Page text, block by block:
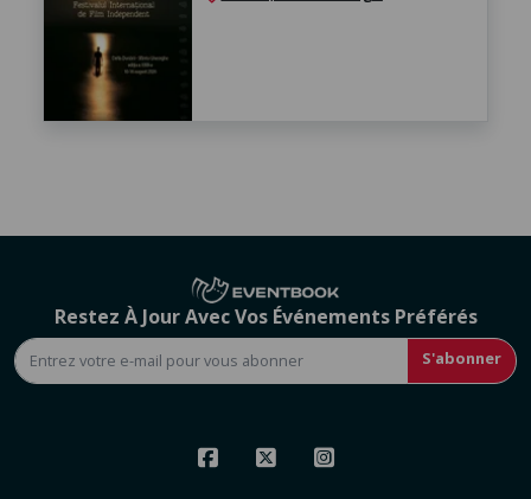
Restez À Jour Avec Vos Événements Préférés
S'abonner